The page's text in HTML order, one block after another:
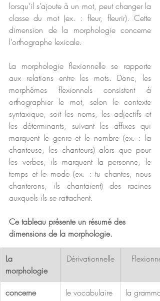
lorsqu’il s’ajoute à un mot, peut changer la
classe du mot (ex. : fleur, fleurir). Cette
dimension de la morphologie concerne
l’orthographe lexicale.
La morphologie flexionnelle se rapporte
aux relations entre les mots. Donc, les
morphèmes flexionnels consistent à
orthographier le mot, selon le contexte
syntaxique, soit les noms, les adjectifs et
les déterminants, suivant les affixes qui
marquent le genre et le nombre (ex. : la
chanteuse, les chanteurs) alors que pour
les verbes, ils marquent la personne, le
temps et le mode (ex. : tu chantes, nous
chanterons, ils chantaient) des racines
auxquels ils se rattachent.
Ce tableau présente un résumé des
dimensions de la morphologie.
La
morphologie
Dérivationnelle
concerne le vocabulaire la